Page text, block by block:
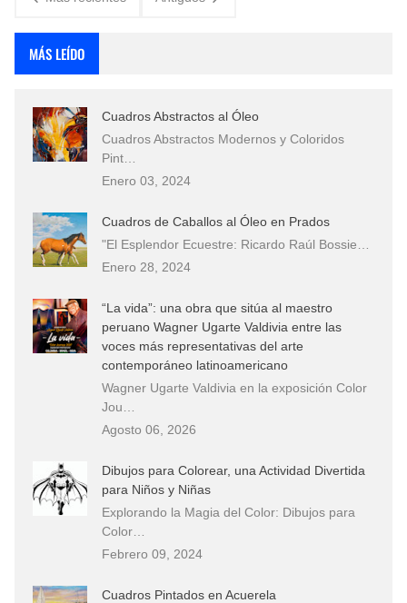
MÁS LEÍDO
Cuadros Abstractos al Óleo
Cuadros Abstractos Modernos y Coloridos
Pint…
Enero 03, 2024
Cuadros de Caballos al Óleo en Prados
"El Esplendor Ecuestre: Ricardo Raúl Bossie…
Enero 28, 2024
“La vida”: una obra que sitúa al maestro
peruano Wagner Ugarte Valdivia entre las
voces más representativas del arte
contemporáneo latinoamericano
Wagner Ugarte Valdivia en la exposición Color
Jou…
Agosto 06, 2026
Dibujos para Colorear, una Actividad Divertida
para Niños y Niñas
Explorando la Magia del Color: Dibujos para
Color…
Febrero 09, 2024
Cuadros Pintados en Acuerela